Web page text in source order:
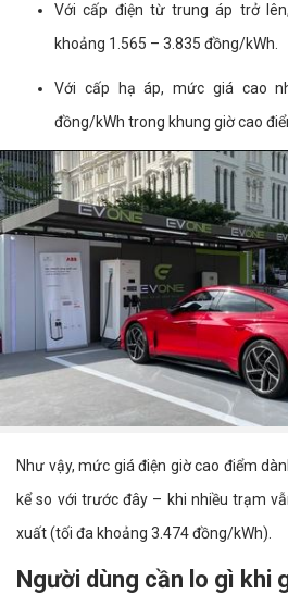
Với cấp điện từ trung áp trở
khoảng 1.565 – 3.835 đồng/kWh.
Với cấp hạ áp, mức giá cao
đồng/kWh trong khung giờ cao
Như vậy, mức giá điện giờ cao điểm
kể so với trước đây – khi nhiều trạm
xuất (tối đa khoảng 3.474 đồng/kWh).
Người dùng cần lo gì khi